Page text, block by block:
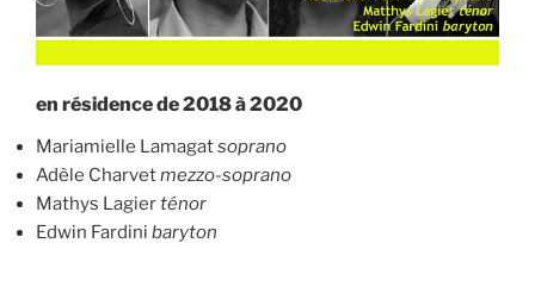
en résidence de 2018 à 2020
Mariamielle Lamagatsoprano
Adèle Charvetmezzo-soprano
Mathys Lagierténor
Edwin Fardini baryton